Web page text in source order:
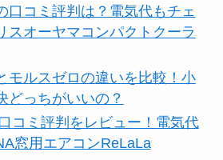
口コミ評判は？電気代もチェ
スオーヤマコンパクトクーラ
モルスゼロの違いを比較！小
どっちがいいの？
コミ評判をレビュー！電気代
窓用エアコンReLaLa